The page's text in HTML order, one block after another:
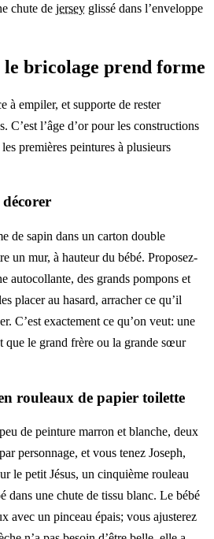
chute de jersey glissé dans l’enveloppe
le bricolage prend forme
à empiler, et supporte de rester
C’est l’âge d’or pour les constructions
premières peintures à plusieurs
de sapin dans un carton double
un mur, à hauteur du bébé. Proposez-
autocollante, des grands pompons et
placer au hasard, arracher ce qu’il
C’est exactement ce qu’on veut: une
que le grand frère ou la grande sœur
rouleaux de papier toilette
de peinture marron et blanche, deux
personnage, et vous tenez Joseph,
le petit Jésus, un cinquième rouleau
dans une chute de tissu blanc. Le bébé
avec un pinceau épais; vous ajusterez